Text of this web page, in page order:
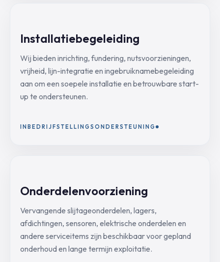
Installatiebegeleiding
Wij bieden inrichting, fundering, nutsvoorzieningen,
vrijheid, lijn-integratie en ingebruiknamebegeleiding
aan om een soepele installatie en betrouwbare start-
up te ondersteunen.
INBEDRIJFSTELLINGSONDERSTEUNING
Onderdelenvoorziening
Vervangende slijtageonderdelen, lagers,
afdichtingen, sensoren, elektrische onderdelen en
andere serviceitems zijn beschikbaar voor gepland
onderhoud en lange termijn exploitatie.